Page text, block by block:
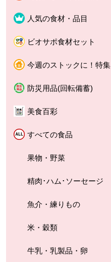
人気の食材・品目
ビオサポ食材セット
今週のストックに！特集
防災用品(回転備蓄)
美食百彩
すべての食品
果物・野菜
精肉･ハム･ソーセージ
魚介・練りもの
米・穀類
牛乳・乳製品・卵